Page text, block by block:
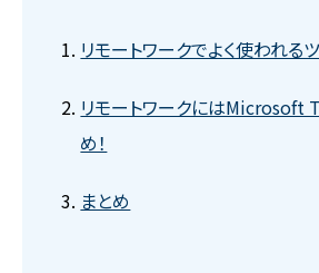
リモートワークでよく使われる
リモートワークにはMicrosoft
め！
まとめ